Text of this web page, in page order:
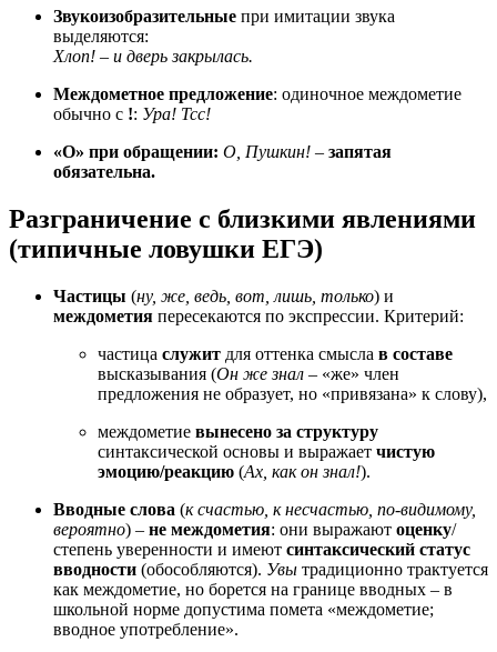
Звукоизобразительные при имитации звука
выделяются:
Хлоп! – и дверь закрылась.
Междометное предложение: одиночное междометие
обычно с !: Ура! Тсс!
«О» при обращении: О, Пушкин! – запятая
обязательна.
Разграничение с близкими явлениями
(типичные ловушки ЕГЭ)
Частицы (ну, же, ведь, вот, лишь, только) и
междометия пересекаются по экспрессии. Критерий:
частица служит для оттенка смысла в составе
высказывания (Он же знал – «же» член
предложения не образует, но «привязана» к слову),
междометие вынесено за структуру
синтаксической основы и выражает чистую
эмоцию/реакцию (Ах, как он знал!).
Вводные слова (к счастью, к несчастью, по-видимому,
вероятно) – не междометия: они выражают оценку/
степень уверенности и имеют синтаксический статус
вводности (обособляются). Увы традиционно трактуется
как междометие, но борется на границе вводных – в
школьной норме допустима помета «междометие;
вводное употребление».